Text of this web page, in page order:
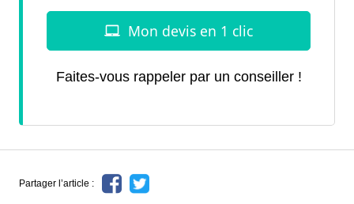
Faites-vous rappeler par un conseiller !
Partager l’article :